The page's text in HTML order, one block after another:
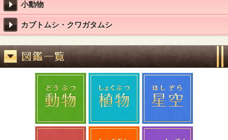
小動物
カブトムシ・クワガタムシ